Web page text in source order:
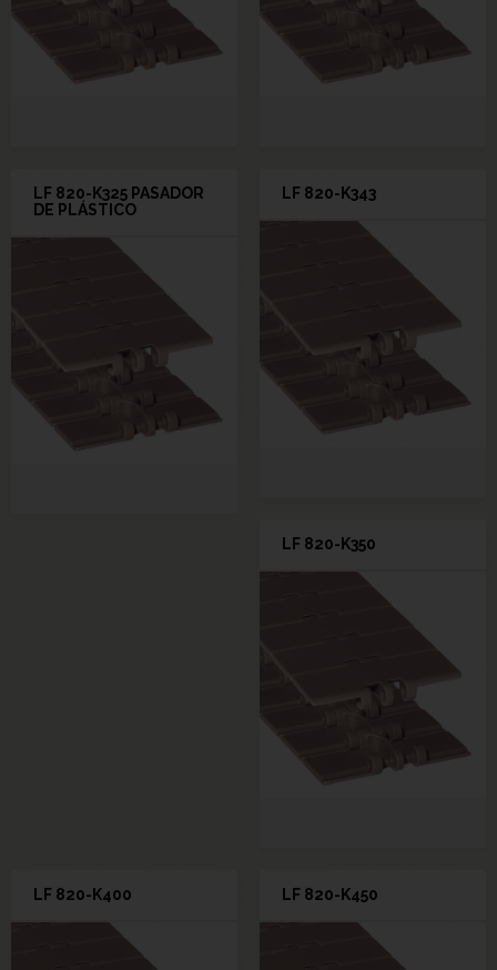
LF 820-K325 PASADOR
DE PLÁSTICO
LF 820-K343
LF 820-K350
LF 820-K400 LF 820-K450